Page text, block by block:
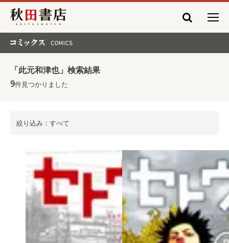
秋田書店
「此元和津也」検索結果
9件見つかりました
絞り込み：すべて